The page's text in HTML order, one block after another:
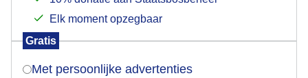
Elk moment opzegbaar
Gratis
Met persoonlijke advertenties
Is goed, toon de popup